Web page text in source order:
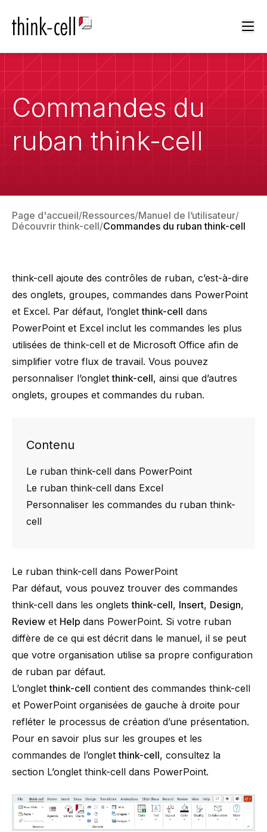
Commandes du
ruban think-cell
Page d'accueil Ressources Manuel de l’utilisateur
Découvrir think-cell Commandes du ruban think-cell
think-cell ajoute des contrôles de ruban, c’est-à-dire
des onglets, groupes, commandes dans PowerPoint
et Excel. Par défaut, l’ongletthink-cell dans
PowerPoint et Excel inclut les commandes les plus
utilisées de think-cell et de Microsoft Office afin de
simplifier votre flux de travail. Vous pouvez
personnaliser l’ongletthink-cell, ainsi que d’autres
onglets, groupes et commandes du ruban.
Contenu
Le ruban think-cell dans PowerPoint
Le ruban think-cell dans Excel
Personnaliser les commandes du ruban think-
cell
Le ruban think-cell dans PowerPoint
Par défaut, vous pouvez trouver des commandes
think-cell dans les ongletsthink-cell, Insert, Design,
Review et Help dans PowerPoint. Si votre ruban
diffère de ce qui est décrit dans le manuel, il se peut
que votre organisation utilise sa propre configuration
de ruban par défaut.
L’ongletthink-cell contient des commandes think-cell
et PowerPoint organisées de gauche à droite pour
refléter le processus de création d’une présentation.
Pour en savoir plus sur les groupes et les
commandes de l’ongletthink-cell, consultez la
section L’onglet think-cell dans PowerPoint.